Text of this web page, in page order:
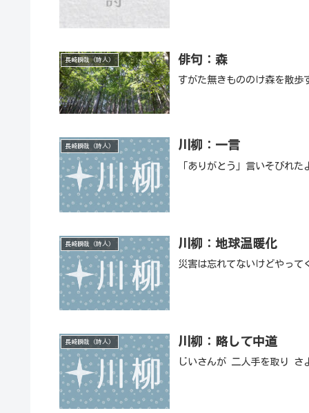
長崎瞬哉（詩人） 俳句：森
すがた無きもののけ森を散歩
長崎瞬哉（詩人） 川柳：一言
「ありがとう」言いそびれた
長崎瞬哉（詩人） 川柳：地球温暖化
災害は忘れてないけどやって
長崎瞬哉（詩人） 川柳：略して中道
じいさんが 二人手を取り さ